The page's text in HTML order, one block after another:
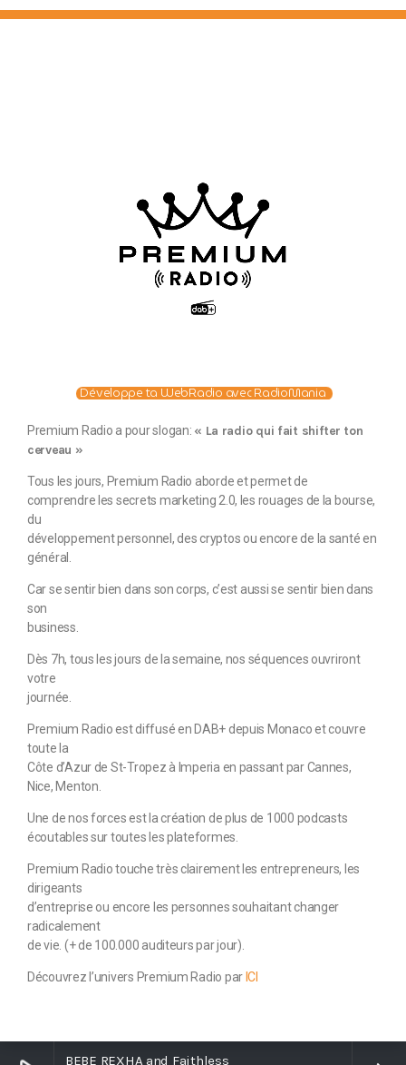
BEBE REXHA and Faithless
Développe ta WebRadio avec RadioMania
Premium Radio a pour slogan: « La radio qui fait shifter ton
cerveau »
Tous les jours, Premium Radio aborde et permet de
comprendre les secrets marketing 2.0, les rouages de la bourse,
du
développement personnel, des cryptos ou encore de la santé en
général.
Car se sentir bien dans son corps, c’est aussi se sentir bien dans
son
business.
Dès 7h, tous les jours de la semaine, nos séquences ouvriront
votre
journée.
Premium Radio est diffusé en DAB+ depuis Monaco et couvre
toute la
Côte d’Azur de St-Tropez à Imperia en passant par Cannes,
Nice, Menton.
Une de nos forces est la création de plus de 1000 podcasts
écoutables sur toutes les plateformes.
Premium Radio touche très clairement les entrepreneurs, les
dirigeants
d’entreprise ou encore les personnes souhaitant changer
radicalement
de vie. (+ de 100.000 auditeurs par jour).
Découvrez l’univers Premium Radio par ICI